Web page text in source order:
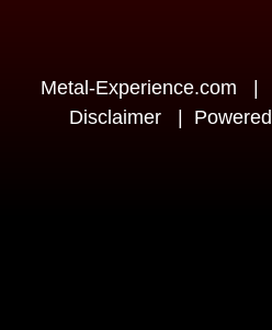
Metal-Experience.com |
Disclaimer
|